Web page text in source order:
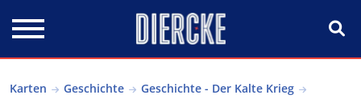
Karten Geschichte
Geschichte - Der Kalte Krieg